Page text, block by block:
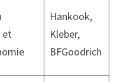
et
Hankook,
Kleber,
BFGoodrich